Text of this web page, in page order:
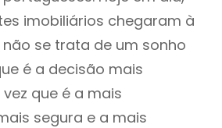
imobiliários chegaram à
se trata de um sonho
é a decisão mais
que é a mais
segura e a mais